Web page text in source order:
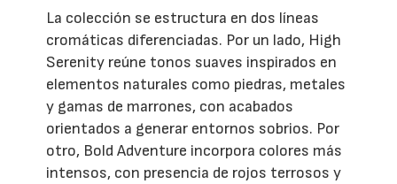
La colección se estructura en dos líneas
cromáticas diferenciadas. Por un lado, High
Serenity reúne tonos suaves inspirados en
elementos naturales como piedras, metales
y gamas de marrones, con acabados
orientados a generar entornos sobrios. Por
otro, Bold Adventure incorpora colores más
intensos, con presencia de rojos terrosos y